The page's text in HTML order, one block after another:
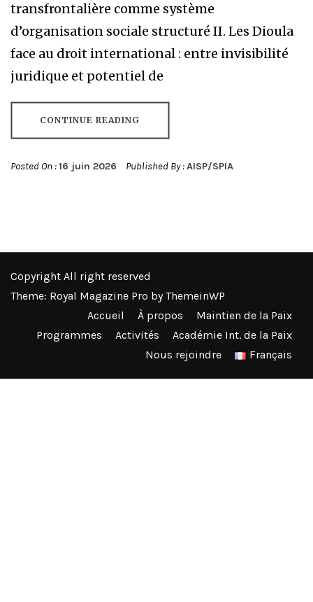
transfrontalière comme système
d’organisation sociale structuré II. Les Dioula
face au droit international : entre invisibilité
juridique et potentiel de
CONTINUE READING
Posted On :16 juin 2026 Published By :AISP/SPIA
Copyright All right reserved
Theme: Royal Magazine Pro byThemeinWP
Accueil
À propos
Maintien de la Paix
Programmes
Activités
Académie Int. de la Paix
Nous rejoindre
Français